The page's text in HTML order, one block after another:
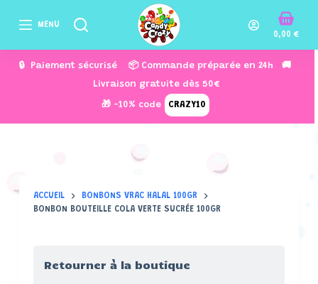
P
s
s
a
MENU
0,00€
🔒 Paiement sécurisé 📦 Commande préparée en 24h 🚚
Livraison gratuite dès 50€
🎁 -10% code CRAZY10
ACCUEIL
BONBONS VRAC HALAL 100GR
BONBON BOUTEILLE COLA VERTE SUCRÉE 100GR
Retourner à la boutique